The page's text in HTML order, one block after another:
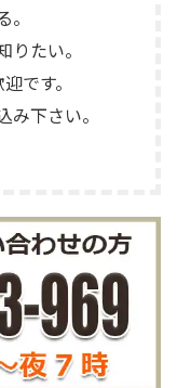
たい。
です。
下さい。